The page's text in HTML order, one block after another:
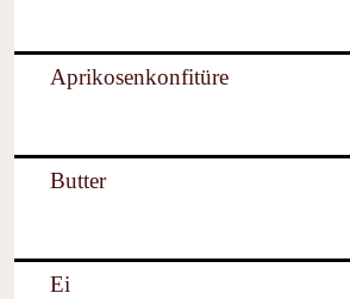
Aprikosenkonfitüre
Butter
Ei